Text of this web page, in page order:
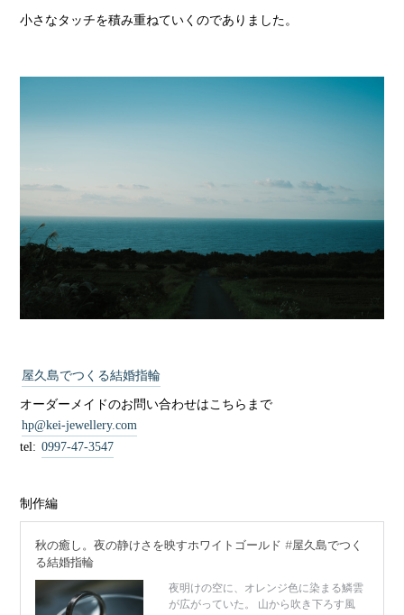
小さなタッチを積み重ねていくのでありました。
屋久島でつくる結婚指輪
オーダーメイドのお問い合わせはこちらまで
hp@kei-jewellery.com
tel: 0997-47-3547
制作編